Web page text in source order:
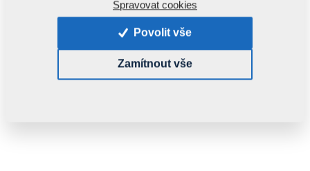
TURBULENT EXCELENT
Spravovat cookies
Povolit vše
Zamítnout vše